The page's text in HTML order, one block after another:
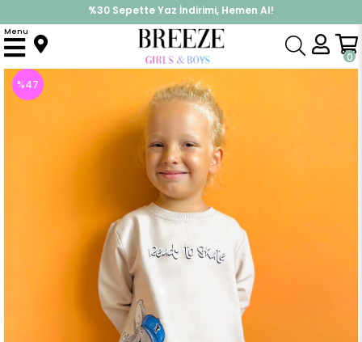
%30 Sepette Yaz İndirimi, Hemen Al!
İndirimlere ek %10 İndirimi Kap, Hemen Üye Ol!
0
Menu
Anasayfa Takımlar Eşofman Takımı
%47